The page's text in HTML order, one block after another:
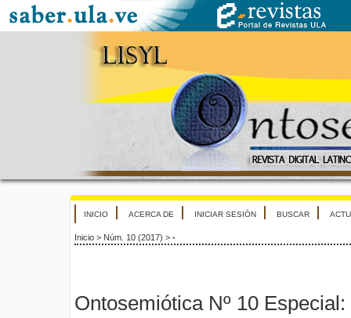
INICIO ACERCA DE INICIAR SESIÓN BUSCAR
Inicio > Núm. 10 (2017) > -
Ontosemiótica Nº 10